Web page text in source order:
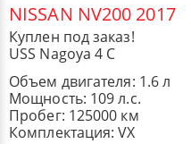
NISSAN NV200 2017
Куплен под заказ!
USS Nagoya 4 С
Объем двигателя: 1.6 л
Мощность: 109 л.с.
Пробег: 125000 км
Комплектация: ​VX